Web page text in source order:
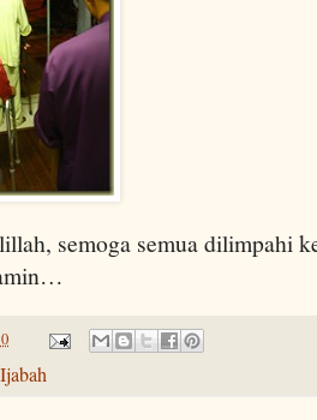
semoga semua dilimpahi